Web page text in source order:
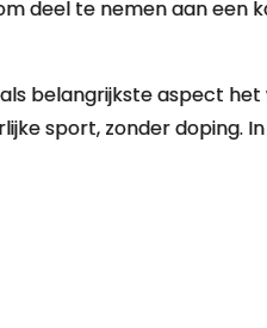
deel te nemen aan een
belangrijkste aspect het
sport, zonder doping.